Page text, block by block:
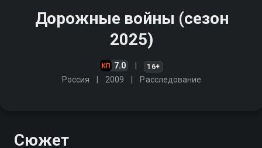
Дорожные войны (сезон
2025)
7.0 16+
Россия 2009 Расследование
Сюжет